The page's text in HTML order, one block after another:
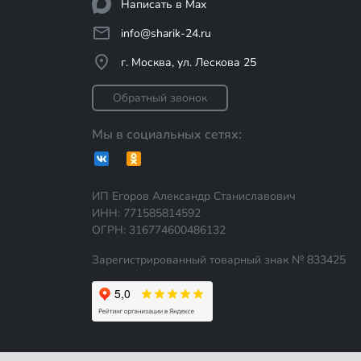
Написать в Max
info@sharik-24.ru
г. Москва, ул. Лескова 25
Обратный звонок
Мы в социальных сетях:
ИП Егоров Александр Станиславович
ИНН: 771585814592
ОГРН: 316774600486132
Зарегистрированный товарный знак № 833425